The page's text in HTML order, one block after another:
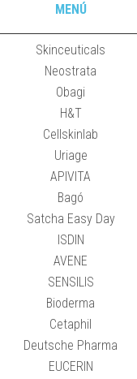
MENÚ
Skinceuticals
Neostrata
Obagi
H&T
Cellskinlab
Uriage
APIVITA
Bagó
Satcha Easy Day
ISDIN
AVENE
SENSILIS
Bioderma
Cetaphil
Deutsche Pharma
EUCERIN